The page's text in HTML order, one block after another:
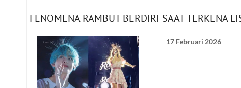
FENOMENA RAMBUT BERDIRI SAAT TERKENA
17 Februari 2026